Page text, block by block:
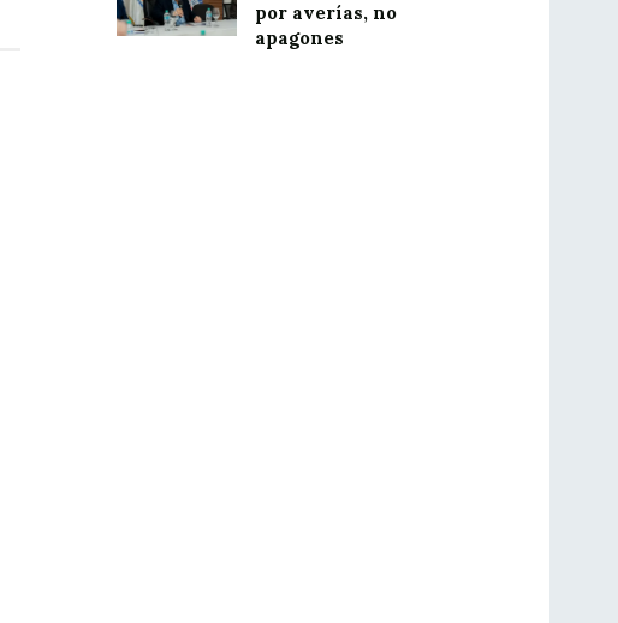
por averías, no
apagones